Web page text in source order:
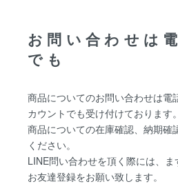
お問い合わせは
でも
商品についてのお問い合わせは電
カウントでも受け付けております。
商品についての在庫確認、納期確
ください。
LINE問い合わせを頂く際には、
お友達登録をお願い致します。